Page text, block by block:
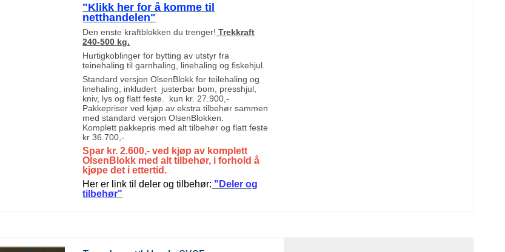
"Klikk her for å komme til
netthandelen"
Den enste kraftblokken du trenger! Trekkraft
240-500 kg.
Hurtigkoblinger for bytting av utstyr fra
teinehaling til garnhaling, linehaling og fiskehjul.
Standard versjon OlsenBlokk for teilehaling og
linehaling, inkludert justerbar bom, presshjul,
kniv, lys og flatt feste. kun kr. 27.900,-
Pakkepriser ved kjøp av ekstra tilbehør sammen
med standard versjon OlsenBlokken.
Komplett pakkepris med alt tilbehør og flatt feste
kr 36.700,-
Spar kr. 2.600,- ved kjøp av komplett
OlsenBlokk med alt tilbehør, i forhold å
kjøpe det i ettertid.
Her er link til deler og tilbehør: "Deler og
tilbehør"